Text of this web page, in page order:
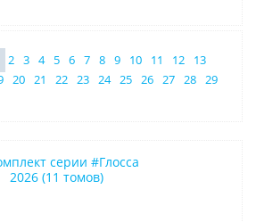
2 3 4 5 6 7 8 9 10 11 12
13
20 21 22 23 24 25 26 27 28 29